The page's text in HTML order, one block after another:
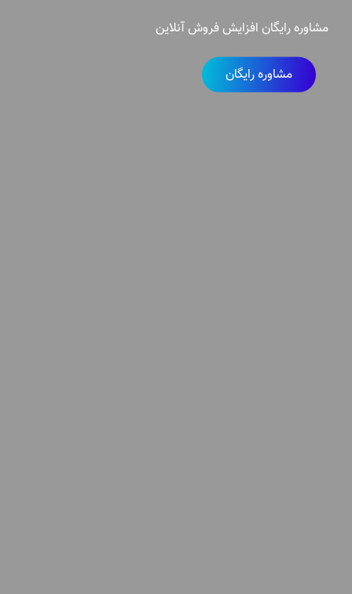
مشاوره رایگان افزایش فروش آنلاین
مشاوره رایگان